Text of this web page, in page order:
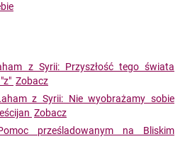
z Syrii: Przyszłość tego świata
Zobacz
z Syrii: Nie wyobrażamy sobie
Zobacz
prześladowanym na Bliskim